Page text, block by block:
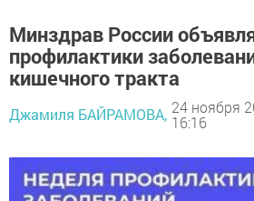
Минздрав России
профилактики
кишечного тракта
Джамиля БАЙРАМОВА, 24 ноября
16:16